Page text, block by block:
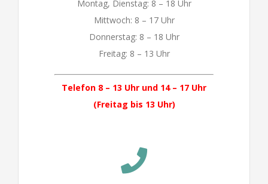
Montag, Dienstag: 8 – 18 Uhr
Mittwoch: 8 – 17 Uhr
Donnerstag: 8 – 18 Uhr
Freitag: 8 – 13 Uhr
Telefon 8 – 13 Uhr und 14 – 17 Uhr
(Freitag bis 13 Uhr)